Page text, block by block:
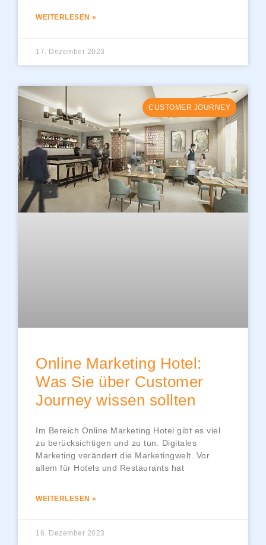
WEITERLESEN »
17. Dezember 2023
CUSTOMER JOURNEY
Online Marketing Hotel:
Was Sie über Customer
Journey wissen sollten
Im Bereich Online Marketing Hotel gibt es viel
zu berücksichtigen und zu tun. Digitales
Marketing verändert die Marketingwelt. Vor
allem für Hotels und Restaurants hat
WEITERLESEN »
16. Dezember 2023